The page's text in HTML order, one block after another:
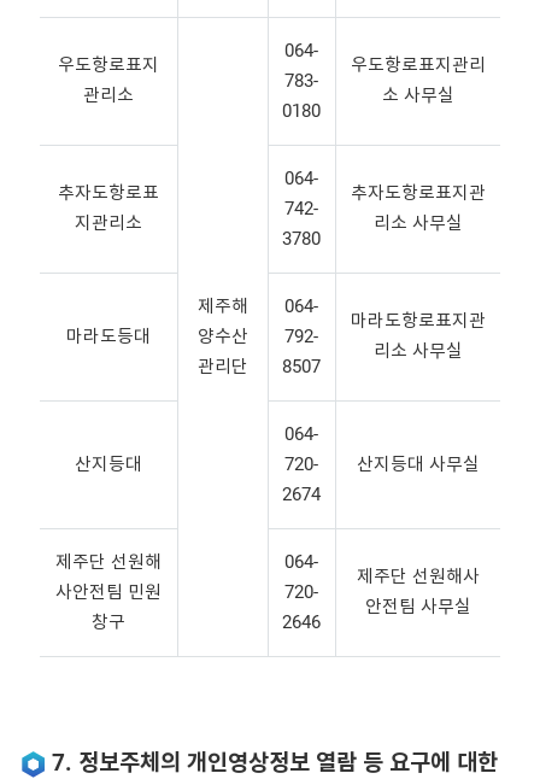
우도항로표지
관리소
제주해
양수산
관리단
064-
783-
0180
우도항로표지관리
소 사무실
추자도항로표
지관리소
064-
742-
3780
추자도항로표지관
리소 사무실
마라도등대
064-
792-
8507
마라도항로표지관
리소 사무실
산지등대
064-
720-
2674
산지등대 사무실
제주단 선원해
사안전팀 민원
창구
064-
720-
2646
제주단 선원해사
안전팀 사무실
7. 정보주체의 개인영상정보 열람 등 요구에 대한